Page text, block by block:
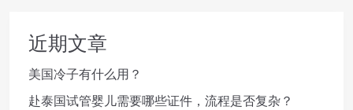
近期文章
美国冷子有什么用？
赴泰国试管婴儿需要哪些证件，流程是否复杂？